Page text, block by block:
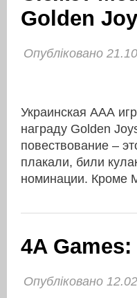
Golden
Опубліковано
Украинская ААА
награду Golden
повествование –
плакали, били
номинации. Кроме
4A
Опубліковано